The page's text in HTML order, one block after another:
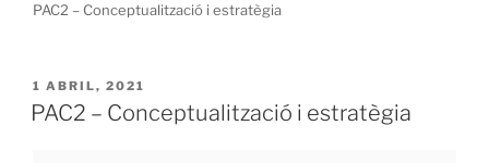
PAC2 – Conceptualització i estratègia
PUBLICADO
EL
1 ABRIL, 2021
PAC2 – Conceptualització i estratègia